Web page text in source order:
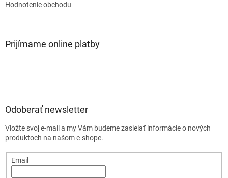
Hodnotenie obchodu
Prijímame online platby
Odoberať newsletter
Vložte svoj e-mail a my Vám budeme zasielať informácie o nových
produktoch na našom e-shope.
Email